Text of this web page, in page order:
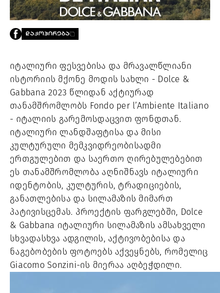
PROJECTS
TV
LIBRARY
ᲒᲐᲛᲝᲒᲕᲧᲔᲕᲘ
ᲙᲝᲜᲢᲐᲥᲢᲘ
INFO@HAMMOCKMAGAZINE.GE
ᲩᲕᲔᲜ
ᲨᲔᲡᲐᲮᲔᲑ
STUDIO
ᲓᲐᲙᲝᲞᲘᲠᲔᲑᲐ
იტალიური ფესვებისა და მრავალწლიანი
ისტორიის მქონე მოდის სახლი - Dolce &
Gabbana 2023 წლიდან აქტიურად
თანამშრომლობს Fondo per l’Ambiente Italiano
- იტალიის გარემოსდაცვით ფონდთან.
იტალიური ლანდშაფტისა და მისი
კულტურული მემკვიდრეობისადმი
ერთგულებით და საერთო ღირებულებებით
ეს თანამშრომლობა აღნიშნავს იტალიური
იდენტობის, კულტურის, ტრადიციების,
განათლებისა და სილამაზის მიმართ
პატივისცემას. პროექტის ფარგლებში, Dolce
& Gabbana იტალიური სილამაზის ამსახველი
სხვადასხვა ადგილის, აქტივობებისა და
ნაგებობების ფოტოებს აქვეყნებს, რომელიც
Giacomo Sonzini-ის მიერაა აღბეჭდილი.